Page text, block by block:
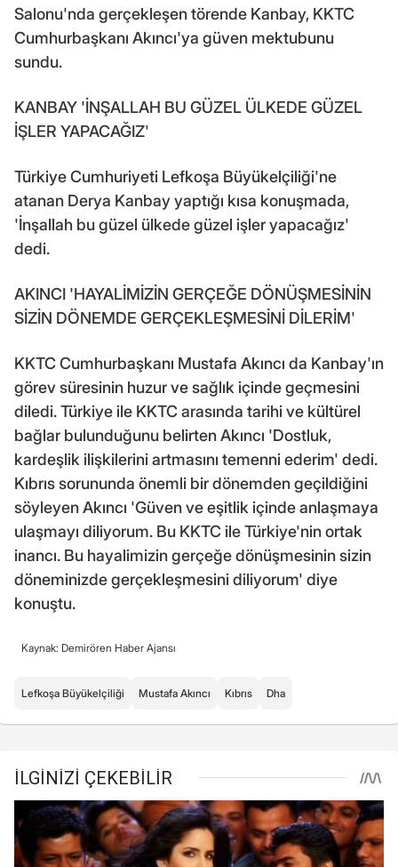
Salonu'nda gerçekleşen törende Kanbay, KKTC
Cumhurbaşkanı Akıncı'ya güven mektubunu
sundu.
KANBAY 'İNŞALLAH BU GÜZEL ÜLKEDE GÜZEL
İŞLER YAPACAĞIZ'
Türkiye Cumhuriyeti Lefkoşa Büyükelçiliği'ne
atanan Derya Kanbay yaptığı kısa konuşmada,
'İnşallah bu güzel ülkede güzel işler yapacağız'
dedi.
AKINCI 'HAYALİMİZİN GERÇEĞE DÖNÜŞMESİNİN
SİZİN DÖNEMDE GERÇEKLEŞMESİNİ DİLERİM'
KKTC Cumhurbaşkanı Mustafa Akıncı da Kanbay'ın
görev süresinin huzur ve sağlık içinde geçmesini
diledi. Türkiye ile KKTC arasında tarihi ve kültürel
bağlar bulunduğunu belirten Akıncı 'Dostluk,
kardeşlik ilişkilerini artmasını temenni ederim' dedi.
Kıbrıs sorununda önemli bir dönemden geçildiğini
söyleyen Akıncı 'Güven ve eşitlik içinde anlaşmaya
ulaşmayı diliyorum. Bu KKTC ile Türkiye'nin ortak
inancı. Bu hayalimizin gerçeğe dönüşmesinin sizin
döneminizde gerçekleşmesini diliyorum' diye
konuştu.
Kaynak: Demirören Haber Ajansı
Lefkoşa Büyükelçiliği Mustafa Akıncı Kıbrıs Dha